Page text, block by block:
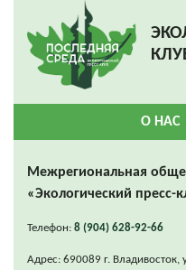
О НАС
Межрегиональная
«Экологический пресс-
Телефон: 8 (904) 628-92-66
Адрес: 690089 г.